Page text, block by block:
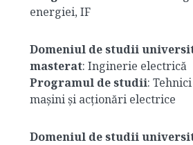
energiei, IF
Domeniul de studii
masterat: Inginerie electrică
Programul de studii:
mașini și acționări electrice
Domeniul de studii